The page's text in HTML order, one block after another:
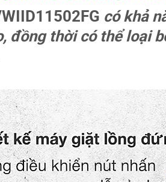
có khả
đồng thời có thể loại